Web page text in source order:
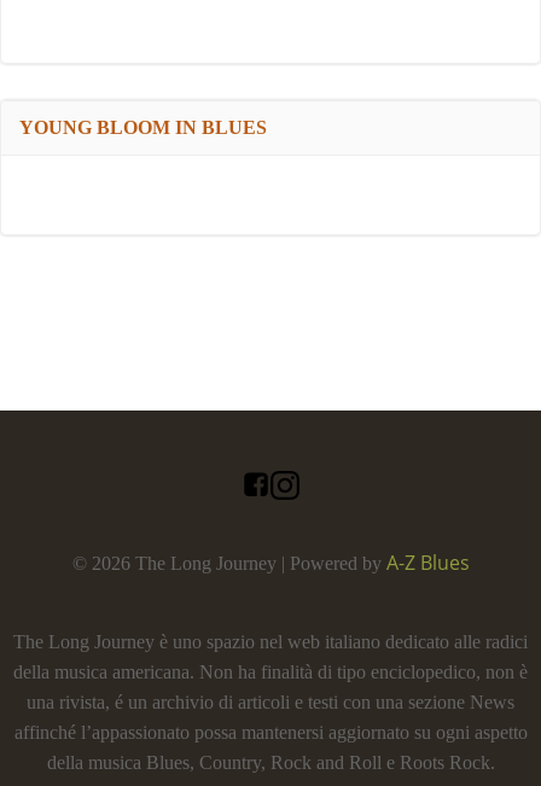
YOUNG BLOOM IN BLUES
© 2026 The Long Journey | Powered by A-Z Blues
The Long Journey è uno spazio nel web italiano dedicato alle radici
della musica americana. Non ha finalità di tipo enciclopedico, non è
una rivista, é un archivio di articoli e testi con una sezione News
affinché l’appassionato possa mantenersi aggiornato su ogni aspetto
della musica Blues, Country, Rock and Roll e Roots Rock.